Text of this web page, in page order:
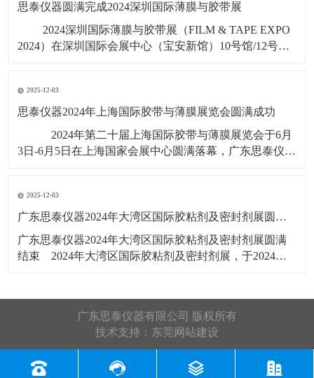
思泰仪器圆满完成2024深圳国际薄膜与胶带展
​ 2024深圳国际薄膜与胶带展（FILM & TAPE EXPO
2024）在深圳国际会展中心（宝安新馆）10号馆/12号
2025-12-03
思泰仪器2024年上海国际胶带与薄膜展览会圆满成功
​ ​2024年第二十届上海国际胶带与薄膜展览会于6月
3日-6月5日在上海国家会展中心圆满落幕，广东思泰仪器
2025-12-03
​广东思泰仪器2024年大湾区国际胶粘剂及密封剂展圆满结束​
​广东思泰仪器2024年大湾区国际胶粘剂及密封剂展圆满
结束​ 2024年大湾区国际胶粘剂及密封剂展，于2024年5
广东思泰仪器有限公司 版权所有
技术支持： 东莞网站建设